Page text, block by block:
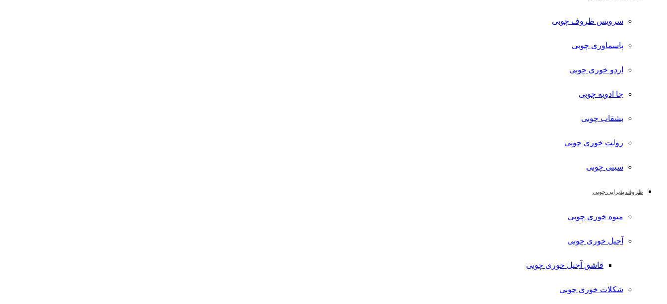
سرویس ظروف چوبی
پاسماوری چوبی
اردو خوری چوبی
جا ادویه چوبی
بشقاب چوبی
رولت خوری چوبی
سینی چوبی
ظروف پذیرایی چوبی
میوه خوری چوبی
آجیل خوری چوبی
قاشق آجیل خوری چوبی
شکلات خوری چوبی